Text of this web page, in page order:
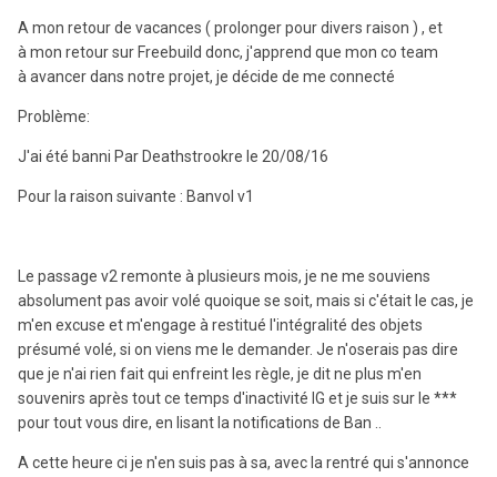
A mon retour de vacances ( prolonger pour divers raison ) , et
à mon retour sur Freebuild donc, j'apprend que mon co team
à avancer dans notre projet, je décide de me connecté
Problème:
J'ai été banni Par Deathstrookre le 20/08/16
Pour la raison suivante : Banvol v1
Le passage v2 remonte à plusieurs mois, je ne me souviens
absolument pas avoir volé quoique se soit, mais si c'était le cas, je
m'en excuse et m'engage à restitué l'intégralité des objets
présumé volé, si on viens me le demander. Je n'oserais pas dire
que je n'ai rien fait qui enfreint les règle, je dit ne plus m'en
souvenirs après tout ce temps d'inactivité IG et je suis sur le ***
pour tout vous dire, en lisant la notifications de Ban ..
A cette heure ci je n'en suis pas à sa, avec la rentré qui s'annonce